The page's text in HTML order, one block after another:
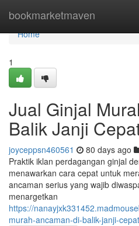
bookmarketmaven
Home
Home
1
Jual Ginjal
Balik Janji
joyceppsn460561 80 days ago
Praktik iklan perdagangan ginjal
menawarkan cara cepat untuk
ancaman serius yang wajib
menargetkan
https://
murah-ancaman-di-balik-janji-